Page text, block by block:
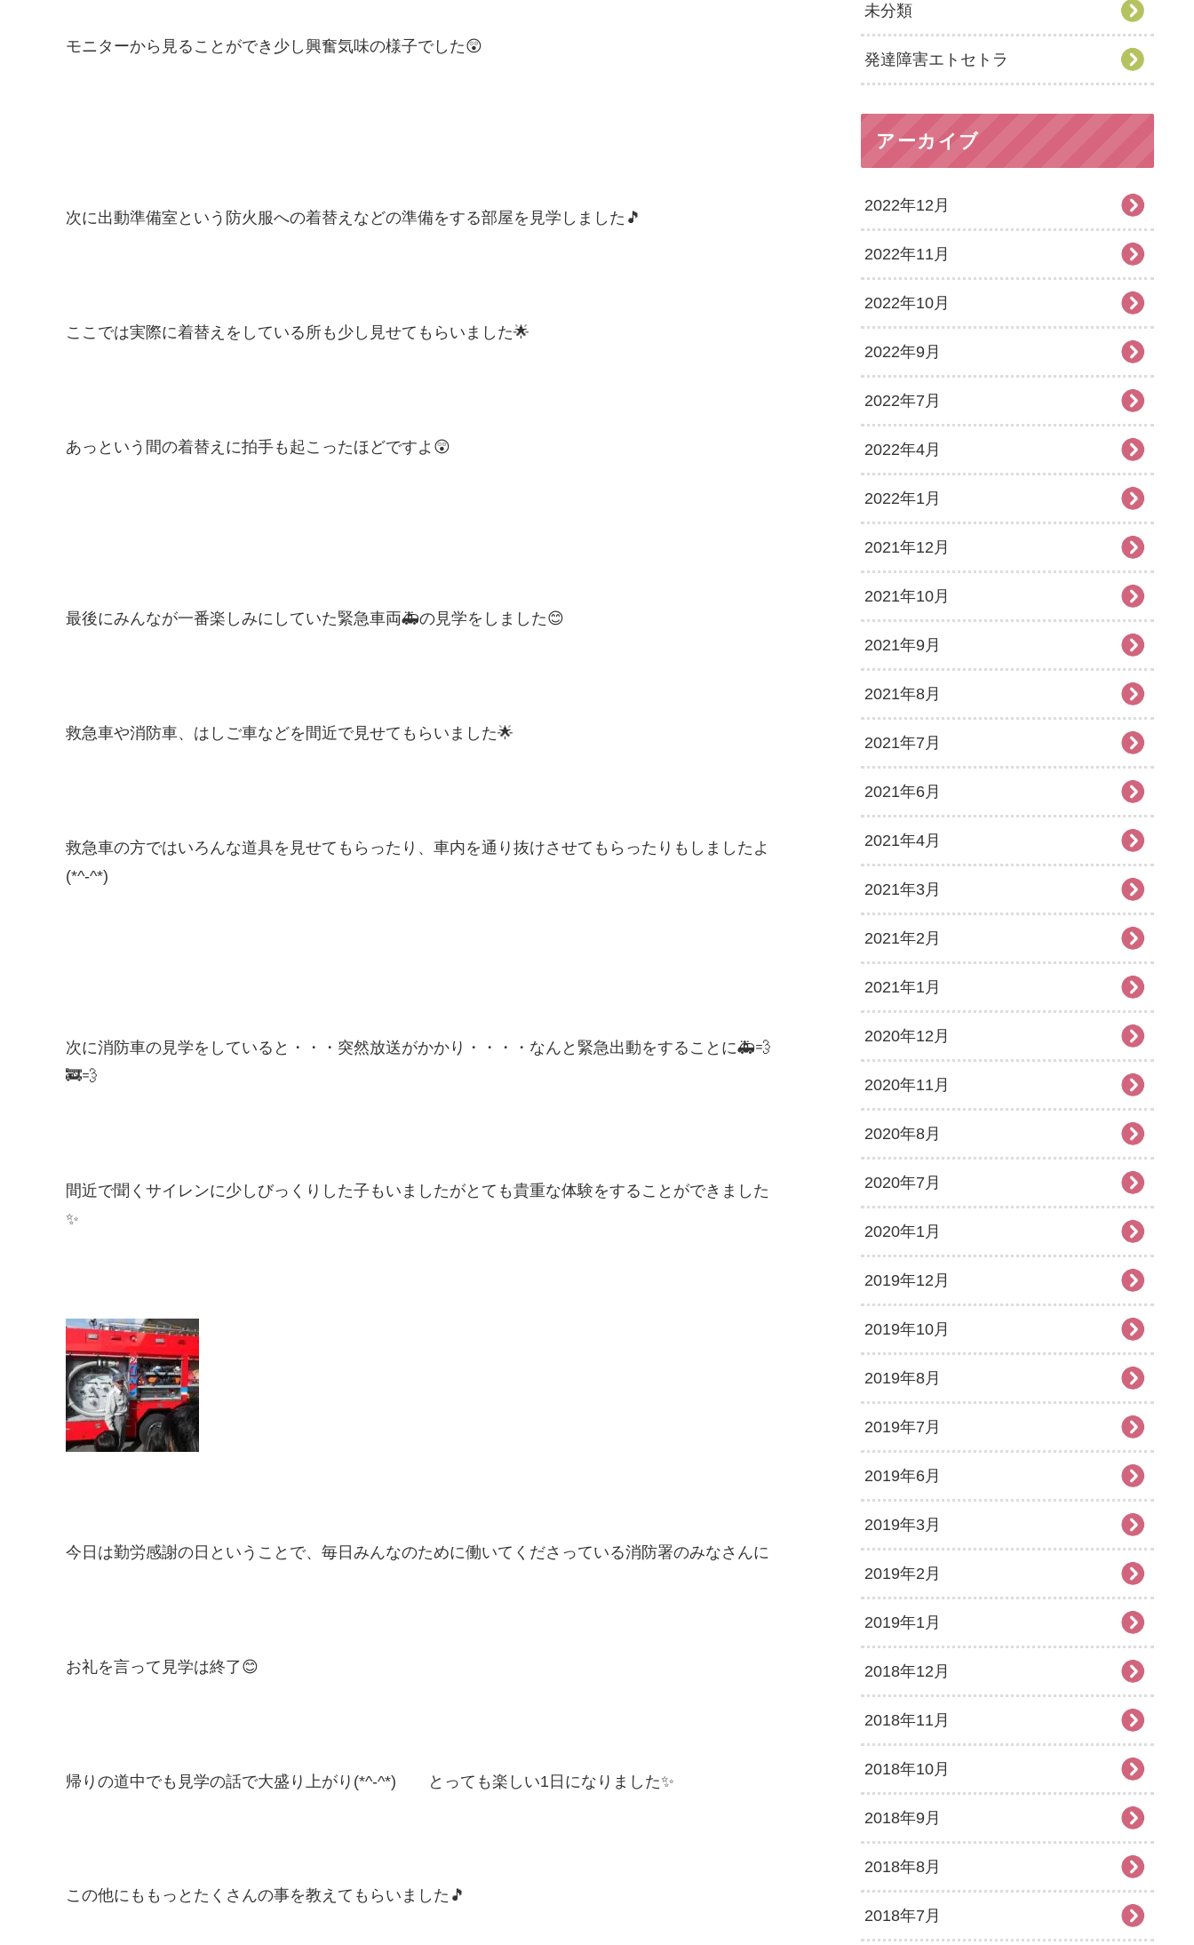
モニターから見ることができ少し興奮気味の様子でした😲
次に出動準備室という防火服への着替えなどの準備をする部屋を見学しました🎵
ここでは実際に着替えをしている所も少し見せてもらいました🌟
あっという間の着替えに拍手も起こったほどですよ😲
最後にみんなが一番楽しみにしていた緊急車両🚑の見学をしました😊
救急車や消防車、はしご車などを間近で見せてもらいました🌟
救急車の方ではいろんな道具を見せてもらったり、車内を通り抜けさせてもらったりもしましたよ
(*^-^*)
次に消防車の見学をしていると・・・突然放送がかかり・・・・なんと緊急出動をすることに🚑💨
🚒💨
間近で聞くサイレンに少しびっくりした子もいましたがとても貴重な体験をすることができました
✨
今日は勤労感謝の日ということで、毎日みんなのために働いてくださっている消防署のみなさんに
お礼を言って見学は終了😊
帰りの道中でも見学の話で大盛り上がり(*^-^*) とっても楽しい1日になりました✨
この他にももっとたくさんの事を教えてもらいました🎵
未分類
発達障害エトセトラ
アーカイブ
2022年12月
2022年11月
2022年10月
2022年9月
2022年7月
2022年4月
2022年1月
2021年12月
2021年10月
2021年9月
2021年8月
2021年7月
2021年6月
2021年4月
2021年3月
2021年2月
2021年1月
2020年12月
2020年11月
2020年8月
2020年7月
2020年1月
2019年12月
2019年10月
2019年8月
2019年7月
2019年6月
2019年3月
2019年2月
2019年1月
2018年12月
2018年11月
2018年10月
2018年9月
2018年8月
2018年7月